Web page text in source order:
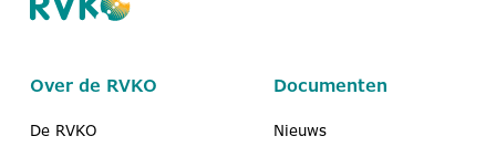
Over de RVKO
De RVKO
Documenten
Nieuws